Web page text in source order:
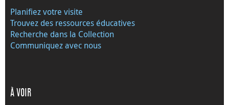
Planifiez votre visite
Trouvez des ressources éducatives
Recherche dans la Collection
Communiquez avec nous
À VOIR